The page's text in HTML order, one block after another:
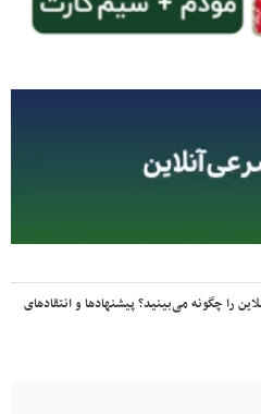
را چگونه می‌بینید؟ پیشنهادها و انتقادهای